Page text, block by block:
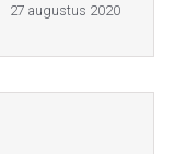
27 augustus 2020